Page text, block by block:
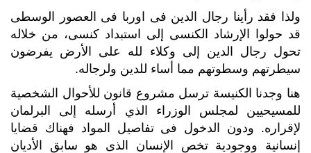
ولذا فقد رأينا رجال الدين فى اوربا فى العصور الوسطى
قد حولوا الإرشاد الكنسى إلى استبداد كنسى، من خلاله
تحول رجال الدين إلى وكلاء لله على الأرض يفرضون
سيطرتهم وسطوتهم مما أساء للدين ولرجاله.
هنا وجدنا الكنيسة ترسل مشروع قانون للأحوال الشخصية
للمسيحيين لمجلس الوزراء الذي أرسله إلى البرلمان
لإقراره. ودون الدخول فى تفاصيل المواد فهناك قضايا
إنسانية ووجودية تخص الإنسان الذى هو سابق الأديان